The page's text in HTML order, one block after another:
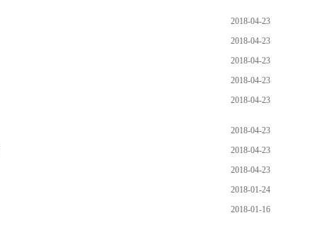
2018-04-23
2018-04-23
2018-04-23
2018-04-23
2018-04-23
2018-04-23
2018-04-23
2018-04-23
2018-01-24
2018-01-16